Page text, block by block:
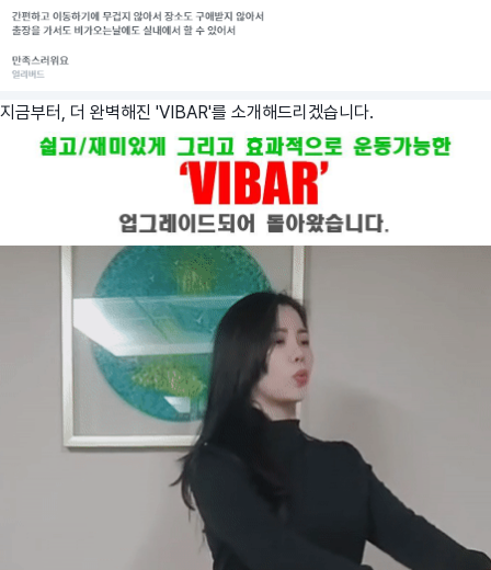
지금부터, 더 완벽해진 'VIBAR'를 소개해드리겠습니다.